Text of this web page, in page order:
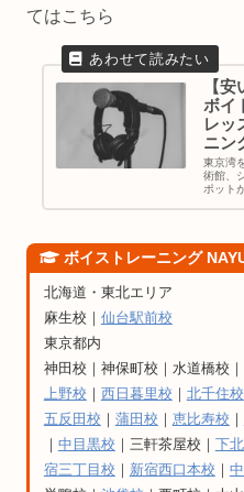
てはこちら
【
ボイ
レッ
ニン
東京湾
術館、
ポット
ボイストレーニング
北海道・東北エリア
麻生校｜ 仙台駅前校
東京都内
神田校｜神保町校｜水道橋校
上野校 ｜ 西日暮里校 ｜ 北千住校
五反田校 ｜ 蒲田校 ｜ 恵比寿校 ｜
｜ 中目黒校 ｜三軒茶屋校｜ 下
宿三丁目校 ｜ 新宿西口本校 ｜